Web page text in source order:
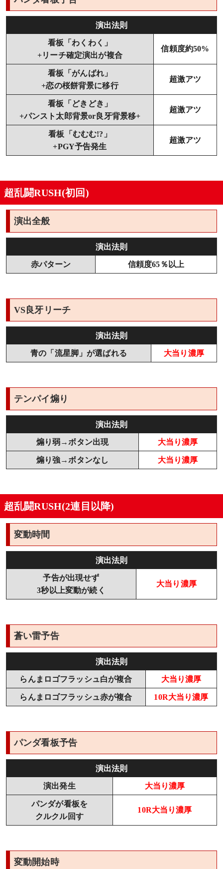
演出法則
看板「わくわく」
+リーチ確定演出が複合
信頼度約50%
看板「がんばれ」
+恋の桜餅背景に移行
超激アツ
看板「どきどき」
+パンスト太郎背景or良牙背景移+
超激アツ
看板「むむむ!?」
+PGY予告発生
超激アツ
超乱闘RUSH(初回)
演出全般
演出法則
赤パターン 信頼度65％以上
VS良牙リーチ
演出法則
青の「流星脚」が選ばれる 大当り濃厚
テンパイ煽り
演出法則
煽り弱→ボタン出現 大当り濃厚
煽り強→ボタンなし 大当り濃厚
超乱闘RUSH(2連目以降)
変動時間
演出法則
予告が出現せず
3秒以上変動が続く
大当り濃厚
蒼い雷予告
演出法則
らんまロゴフラッシュ白が複合 大当り濃厚
らんまロゴフラッシュ赤が複合 10R大当り濃厚
パンダ看板予告
演出法則
演出発生 大当り濃厚
パンダが看板を
クルクル回す
10R大当り濃厚
変動開始時